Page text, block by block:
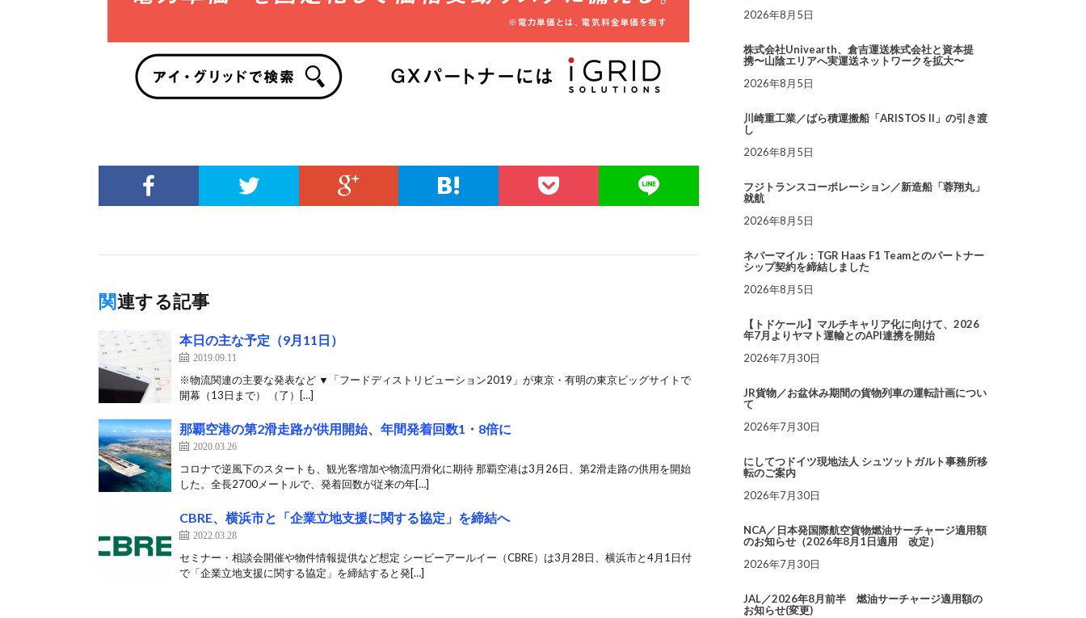
関連する記事
本日の主な予定（9月11日）
2019.09.11
※物流関連の主要な発表など ▼「フードディストリビューション2019」が東京・有明の東京ビッグサイトで
開幕（13日まで） （了）[…]
那覇空港の第2滑走路が供用開始、年間発着回数1・8倍に
2020.03.26
コロナで逆風下のスタートも、観光客増加や物流円滑化に期待 那覇空港は3月26日、第2滑走路の供用を開始
した。全長2700メートルで、発着回数が従来の年[…]
CBRE、横浜市と「企業立地支援に関する協定」を締結へ
2022.03.28
セミナー・相談会開催や物件情報提供など想定 シービーアールイー（CBRE）は3月28日、横浜市と4月1日付
で「企業立地支援に関する協定」を締結すると発[…]
2026年8月5日
株式会社Univearth、倉吉運送株式会社と資本提
携〜山陰エリアへ実運送ネットワークを拡大〜
2026年8月5日
川崎重工業／ばら積運搬船「ARISTOS II」の引き渡
し
2026年8月5日
フジトランスコーポレーション／新造船「蓉翔丸」
就航
2026年8月5日
ネバーマイル：TGR Haas F1 Teamとのパートナー
シップ契約を締結しました
2026年8月5日
【トドケール】マルチキャリア化に向けて、2026
年7月よりヤマト運輸とのAPI連携を開始
2026年7月30日
JR貨物／お盆休み期間の貨物列車の運転計画につい
て
2026年7月30日
にしてつドイツ現地法人 シュツットガルト事務所移
転のご案内
2026年7月30日
NCA／日本発国際航空貨物燃油サーチャージ適用額
のお知らせ（2026年8月1日適用 改定）
2026年7月30日
JAL／2026年8月前半 燃油サーチャージ適用額の
お知らせ(変更)